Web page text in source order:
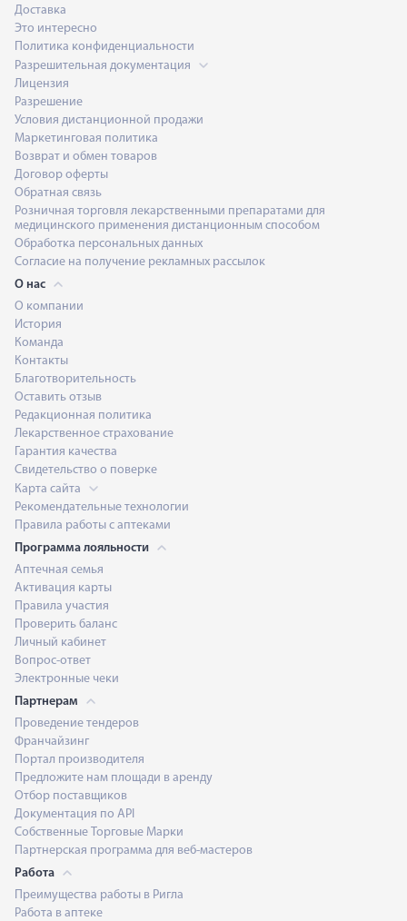
Доставка
Это интересно
Политика конфиденциальности
Разрешительная документация
Лицензия
Разрешение
Условия дистанционной продажи
Маркетинговая политика
Возврат и обмен товаров
Договор оферты
Обратная связь
Розничная торговля лекарственными препаратами для
медицинского применения дистанционным способом
Обработка персональных данных
Согласие на получение рекламных рассылок
О нас
О компании
История
Команда
Контакты
Благотворительность
Оставить отзыв
Редакционная политика
Лекарственное страхование
Гарантия качества
Свидетельство о поверке
Карта сайта
Рекомендательные технологии
Правила работы с аптеками
Программа лояльности
Аптечная семья
Активация карты
Правила участия
Проверить баланс
Личный кабинет
Вопрос-ответ
Электронные чеки
Партнерам
Проведение тендеров
Франчайзинг
Портал производителя
Предложите нам площади в аренду
Отбор поставщиков
Документация по API
Собственные Торговые Марки
Партнерская программа для веб-мастеров
Работа
Преимущества работы в Ригла
Работа в аптеке